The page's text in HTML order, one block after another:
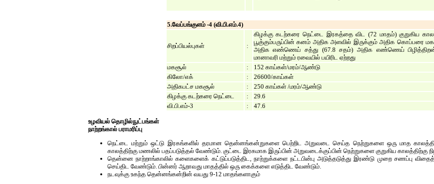
5.வேப்பங்குளம் -4 (வி.பி.எம்.4)
சிறப்பியல்புகள் :
கிழக்கு கடற்கரை நெட்டை இரகத்தை விட (72 மாதம்) குறுகிய
பூகு்கும்பருப்பின் கனம் அதிக அளவில் இருக்கும் அதிக கொப்பரை
அதிக எண்ணெய் சத்து (67.8 சதம்) அதிக எண்ணெய்
மானாவரி மற்றும் ரவையில் பயிரிட ஏற்றது
மகசூல்
:
152 காய்கள்/மரம்/ஆண்டு
கிலோ/எக்
:
26600/காய்கள்
அதிகபட்ச மகசூல்
:
250 காய்கள் /மரம்/ஆண்டு
கிழக்கு கடற்கரை நெட்டை
:
29.6
வி.பி.எம்-3
: 47.6
உழவியல் தொழில்நுட்பங்கள்
நாற்றங்கால் பராமரிப்பு
நெட்டை மற்றும் ஒட்டு இரகங்களில் தரமான தென்னங்கன்றுகளை பெற்றிட அறுவடை செய்த நெற்றுகளை ஒரு மாத
காலத்திற்கு மணலில் பதப்படுத்தல் வேண்டும். குட்டை இரகமாக இருப்பின் அறுவடைக்குப்பின் நெற்றுகளை குறுகிய காலத்திற்கு
தென்னை நாற்றாங்காலில் களைகளைக் கட்டுப்படுத்திட, நாற்றுக்களை நட்டபின்பு அடுத்தடுத்து இரண்டு முறை சணப்பு
செய்திட வேண்டும். பின்னர் ஆறாவது மாதத்தில் ஒரு கைக்களை எடுத்திட வேண்டும்.
நடவுக்கு உகந்த தென்னங்கன்றின் வயது 9-12 மாதங்களாகும்